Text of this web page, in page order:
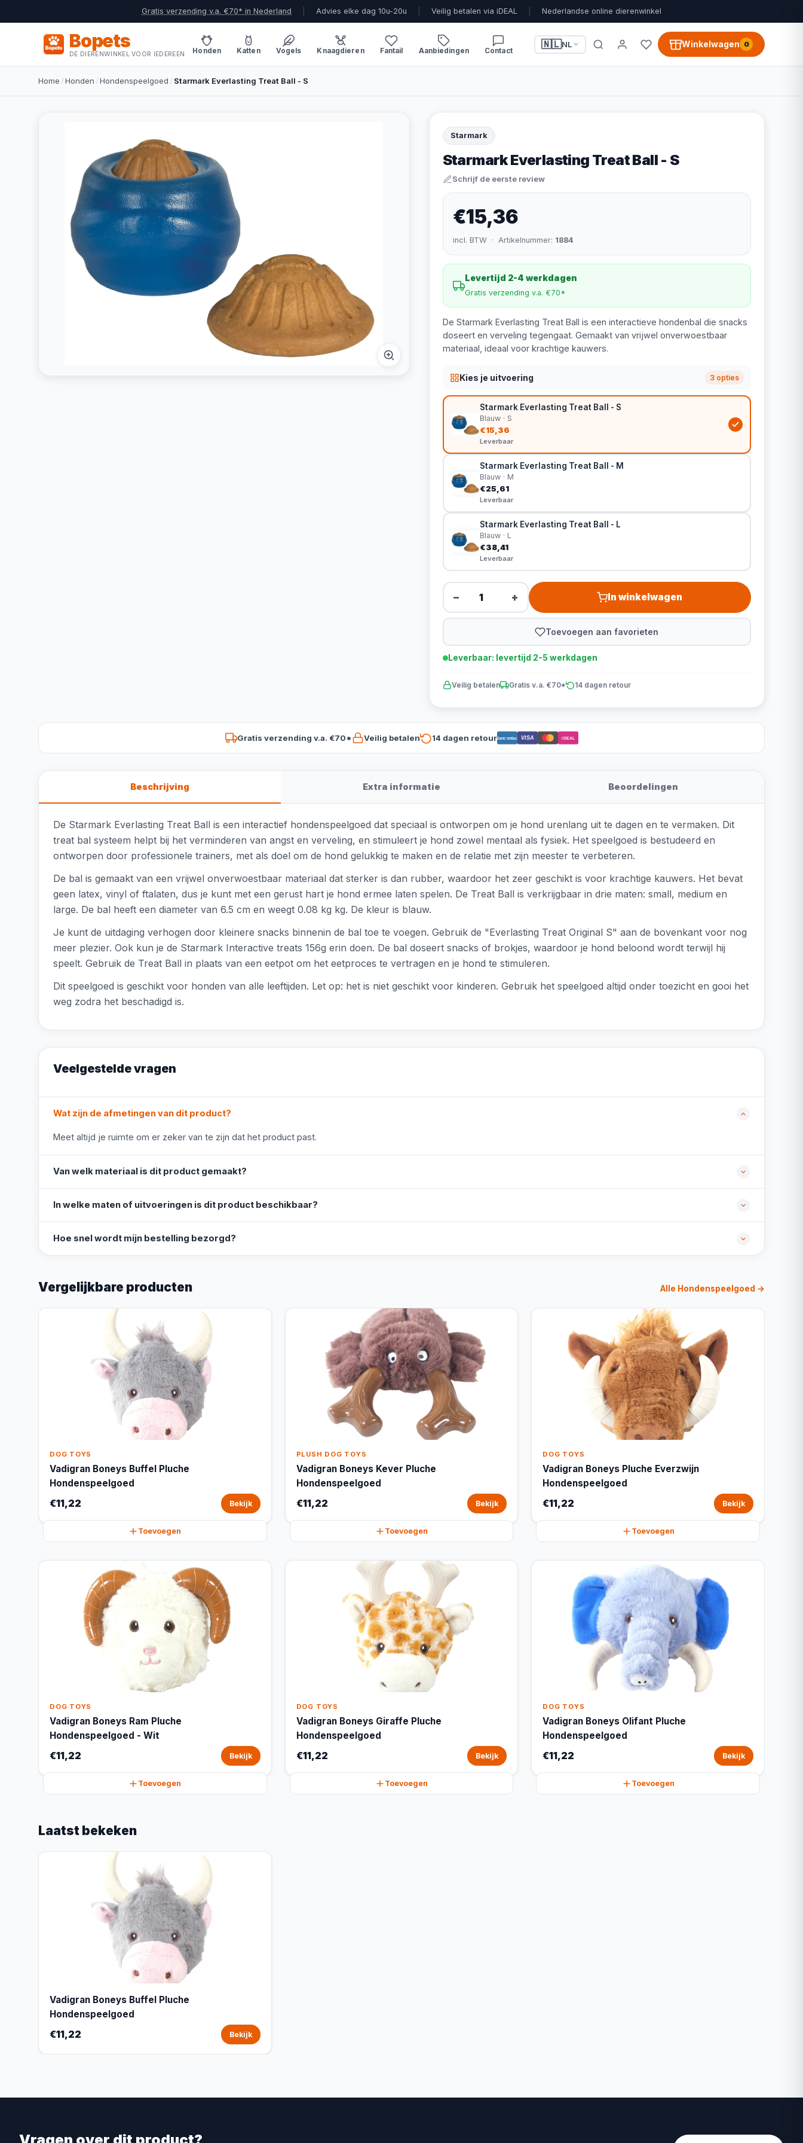
Gratis verzending v.a. €70* in Nederland Advies elke dag 10u-20u Veilig betalen via iDEAL Nederlandse online dierenwinkel
Bopets
DE DIERENWINKEL VOOR IEDEREEN Honden Katten Vogels Knaagdieren Fantail Aanbiedingen Contact
🇳🇱NL Winkelwagen 0
Home /Honden /Hondenspeelgoed / Starmark Everlasting Treat Ball - S
Starmark
Starmark Everlasting Treat Ball - S
Schrijf de eerste review
€15,36
incl. BTW · Artikelnummer: 1884
Levertijd 2-4 werkdagen
Gratis verzending v.a. €70*
De Starmark Everlasting Treat Ball is een interactieve hondenbal die snacks
doseert en verveling tegengaat. Gemaakt van vrijwel onverwoestbaar
materiaal, ideaal voor krachtige kauwers.
Kies je uitvoering 3 opties
Starmark Everlasting Treat Ball - S
Blauw · S
€15,36
Leverbaar
Starmark Everlasting Treat Ball - M
Blauw · M
€25,61
Leverbaar
Starmark Everlasting Treat Ball - L
Blauw · L
€38,41
Leverbaar
− + In winkelwagen
Toevoegen aan favorieten
Leverbaar: levertijd 2-5 werkdagen
Veilig betalen Gratis v.a. €70* 14 dagen retour
Gratis verzending v.a. €70* Veilig betalen 14 dagen retourBancontact VISA iDEAL
Beschrijving Extra informatie Beoordelingen
De Starmark Everlasting Treat Ball is een interactief hondenspeelgoed dat speciaal is ontworpen om je hond urenlang uit te dagen en te vermaken. Dit
treat bal systeem helpt bij het verminderen van angst en verveling, en stimuleert je hond zowel mentaal als fysiek. Het speelgoed is bestudeerd en
ontworpen door professionele trainers, met als doel om de hond gelukkig te maken en de relatie met zijn meester te verbeteren.
De bal is gemaakt van een vrijwel onverwoestbaar materiaal dat sterker is dan rubber, waardoor het zeer geschikt is voor krachtige kauwers. Het bevat
geen latex, vinyl of ftalaten, dus je kunt met een gerust hart je hond ermee laten spelen. De Treat Ball is verkrijgbaar in drie maten: small, medium en
large. De bal heeft een diameter van 6.5 cm en weegt 0.08 kg kg. De kleur is blauw.
Je kunt de uitdaging verhogen door kleinere snacks binnenin de bal toe te voegen. Gebruik de "Everlasting Treat Original S" aan de bovenkant voor nog
meer plezier. Ook kun je de Starmark Interactive treats 156g erin doen. De bal doseert snacks of brokjes, waardoor je hond beloond wordt terwijl hij
speelt. Gebruik de Treat Ball in plaats van een eetpot om het eetproces te vertragen en je hond te stimuleren.
Dit speelgoed is geschikt voor honden van alle leeftijden. Let op: het is niet geschikt voor kinderen. Gebruik het speelgoed altijd onder toezicht en gooi het
weg zodra het beschadigd is.
Veelgestelde vragen
Wat zijn de afmetingen van dit product?
Meet altijd je ruimte om er zeker van te zijn dat het product past.
Van welk materiaal is dit product gemaakt?
In welke maten of uitvoeringen is dit product beschikbaar?
Hoe snel wordt mijn bestelling bezorgd?
Vergelijkbare producten Alle Hondenspeelgoed →
DOG TOYS
Vadigran Boneys Buffel Pluche
Hondenspeelgoed
€11,22 Bekijk
Toevoegen
PLUSH DOG TOYS
Vadigran Boneys Kever Pluche
Hondenspeelgoed
€11,22 Bekijk
Toevoegen
DOG TOYS
Vadigran Boneys Pluche Everzwijn
Hondenspeelgoed
€11,22 Bekijk
Toevoegen
DOG TOYS
Vadigran Boneys Ram Pluche
Hondenspeelgoed - Wit
€11,22 Bekijk
Toevoegen
DOG TOYS
Vadigran Boneys Giraffe Pluche
Hondenspeelgoed
€11,22 Bekijk
Toevoegen
DOG TOYS
Vadigran Boneys Olifant Pluche
Hondenspeelgoed
€11,22 Bekijk
Toevoegen
Laatst bekeken
Vadigran Boneys Buffel Pluche
Hondenspeelgoed
€11,22 Bekijk